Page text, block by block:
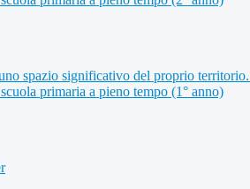
spazio significativo del proprio
primaria a pieno tempo (1° anno)